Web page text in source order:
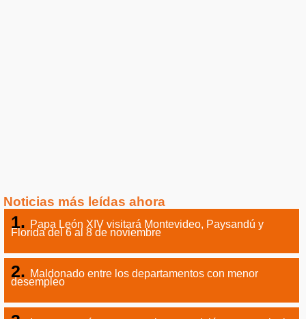
Noticias más leídas ahora
Papa León XIV visitará Montevideo, Paysandú y
Florida del 6 al 8 de noviembre
Maldonado entre los departamentos con menor
desempleo